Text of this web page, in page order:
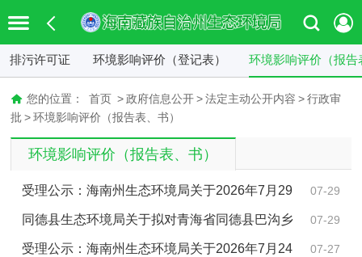
排污许可证 环境影响评价（登记表） 环境影响评价（报告
您的位置： 首页 > 政府信息公开 > 法定主动公开内容 > 行政审
批 > 环境影响评价（报告表、书）
环境影响评价（报告表、书）
07-29
受理公示：海南州生态环境局关于2026年7月29
日受理建设项目环境影响评价文件的公示 07-29
同德县生态环境局关于拟对青海省同德县巴沟乡
上阿格德尼龙哇建筑用砂矿环境影响报告表作出审批意
07-27
受理公示：海南州生态环境局关于2026年7月24